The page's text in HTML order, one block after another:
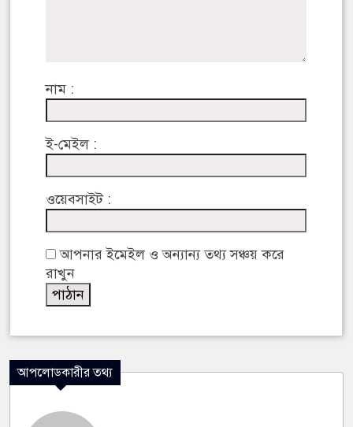
নাম :
ই-মেইল :
ওয়েবসাইট :
আপনার ইমেইল ও অন্যান্য তথ্য সঞ্চয় করে
রাখুন
আপলোডকারীর তথ্য